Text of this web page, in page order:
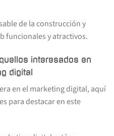
de la construcción y
funcionales y atractivos.
interesados en
digital
en el marketing digital, aquí
para destacar en este